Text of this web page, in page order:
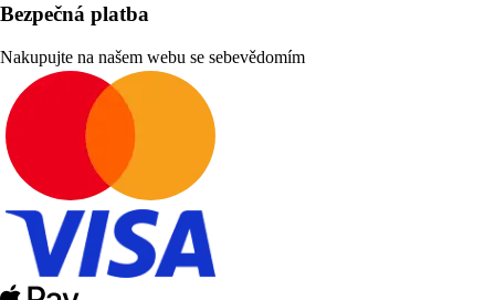
Bezpečná platba
Nakupujte na našem webu se sebevědomím